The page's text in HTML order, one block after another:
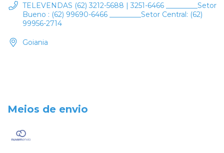
TELEVENDAS (62) 3212-5688 | 3251-6466 _________Setor
Bueno : (62) 99690-6466 _________Setor Central: (62)
99956-2714
Goiania
Meios de envio